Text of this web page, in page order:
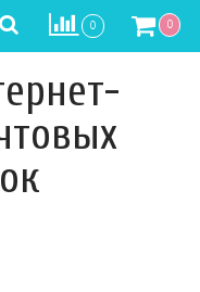
0 0